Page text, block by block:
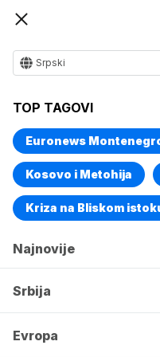
Srpski
TOP TAGOVI
Euronews
Kosovo i Metohija
Kriza na Bliskom
Najnovije
Srbija
Evropa
Vise o temi
Zakoni